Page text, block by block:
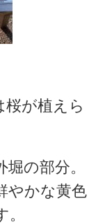
が植えら
の部分。
やかな黄色